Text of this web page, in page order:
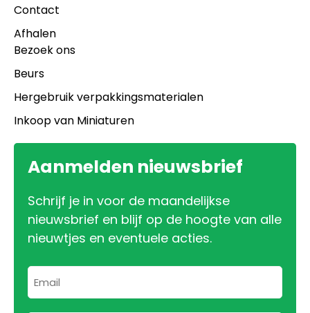
Contact
Afhalen
Bezoek ons
Beurs
Hergebruik verpakkingsmaterialen
Inkoop van Miniaturen
Aanmelden nieuwsbrief
Schrijf je in voor de maandelijkse
nieuwsbrief en blijf op de hoogte van alle
nieuwtjes en eventuele acties.